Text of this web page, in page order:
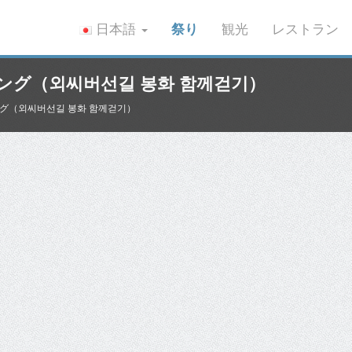
日本語 祭り 観光 レストラン
（외씨버선길 봉화 함께걷기）
（외씨버선길 봉화 함께걷기）